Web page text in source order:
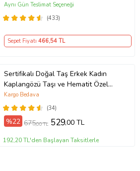
(433)
Aynı Gün Teslimat Seçeneği
Sepet Fiyatı 466,54 TL
Sertifikalı Doğal Taş Erkek Kadın
Kaplangözü Taşı ve Hematit Özel
Tasarım Hediye 6mm Bileklik
(34)
Kargo Bedava
%22 675,00 TL 529,00 TL
192,20 TL'den Başlayan Taksitlerle